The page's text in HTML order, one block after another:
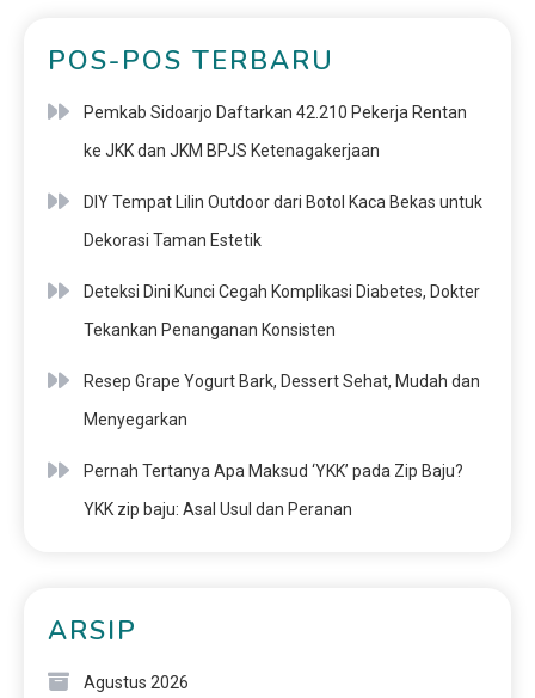
POS-POS TERBARU
Pemkab Sidoarjo Daftarkan 42.210 Pekerja Rentan
ke JKK dan JKM BPJS Ketenagakerjaan
DIY Tempat Lilin Outdoor dari Botol Kaca Bekas untuk
Dekorasi Taman Estetik
Deteksi Dini Kunci Cegah Komplikasi Diabetes, Dokter
Tekankan Penanganan Konsisten
Resep Grape Yogurt Bark, Dessert Sehat, Mudah dan
Menyegarkan
Pernah Tertanya Apa Maksud ‘YKK’ pada Zip Baju?
YKK zip baju: Asal Usul dan Peranan
ARSIP
Agustus 2026